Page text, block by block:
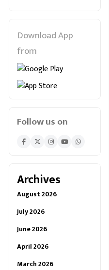
Download App
from
Follow us on
Archives
August 2026
July 2026
June 2026
April 2026
March 2026